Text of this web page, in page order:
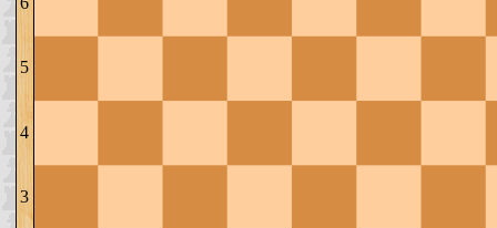
5
4
3